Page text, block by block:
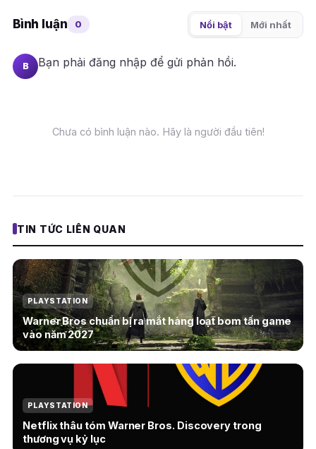
Bình luận 0 Nổi bật Mới nhất
B Bạn phải đăng nhập để gửi phản hồi.
Chưa có bình luận nào. Hãy là người đầu tiên!
TIN TỨC LIÊN QUAN
PLAYSTATION
Warner Bros chuẩn bị ra mắt hàng loạt bom tấn game
vào năm 2027
PLAYSTATION
Netflix thâu tóm Warner Bros. Discovery trong
thương vụ kỷ lục